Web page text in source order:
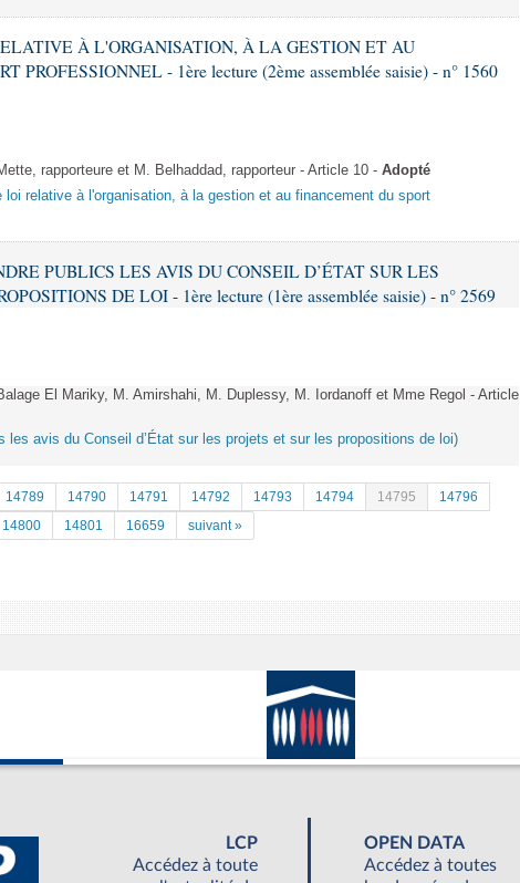
À L'ORGANISATION, À LA GESTION ET AU
PROFESSIONNEL - 1ère lecture (2ème assemblée saisie) - n° 1560
rapporteure et M. Belhaddad, rapporteur - Article 10 - Adopté
loi relative à l'organisation, à la gestion et au financement du sport
PUBLICS LES AVIS DU CONSEIL D’ÉTAT SUR LES
DE LOI - 1ère lecture (1ère assemblée saisie) - n° 2569
El Mariky, M. Amirshahi, M. Duplessy, M. Iordanoff et Mme Regol - Article
les avis du Conseil d’État sur les projets et sur les propositions de loi)
14789 14790 14791 14792 14793 14794 14795
14796
14800 14801 16659 suivant »
LCP
Accédez à toute
OPEN DATA
Accédez à toutes